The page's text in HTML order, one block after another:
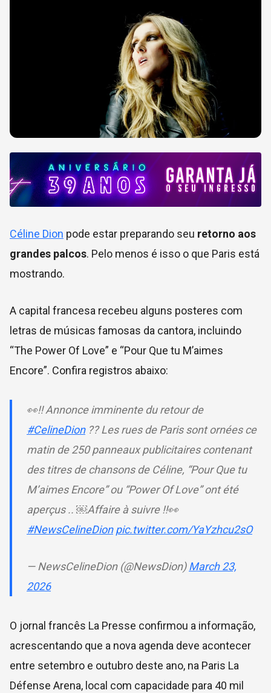
Céline Dion pode estar preparando seu retorno aos
grandes palcos. Pelo menos é isso o que Paris está
mostrando.
A capital francesa recebeu alguns posteres com
letras de músicas famosas da cantora, incluindo
“The Power Of Love” e “Pour Que tu M’aimes
Encore”. Confira registros abaixo:
👀‼️ Annonce imminente du retour de
#CelineDion?? Les rues de Paris sont ornées ce
matin de 250 panneaux publicitaires contenant
des titres de chansons de Céline, “Pour Que tu
M’aimes Encore” ou “Power Of Love” ont été
aperçus .. ￼Affaire à suivre ‼️👀
#NewsCelineDion pic.twitter.com/YaYzhcu2sO
— NewsCelineDion (@NewsDion)March 23,
2026
O jornal francês La Presse confirmou a informação,
acrescentando que a nova agenda deve acontecer
entre setembro e outubro deste ano, na Paris La
Défense Arena, local com capacidade para 40 mil